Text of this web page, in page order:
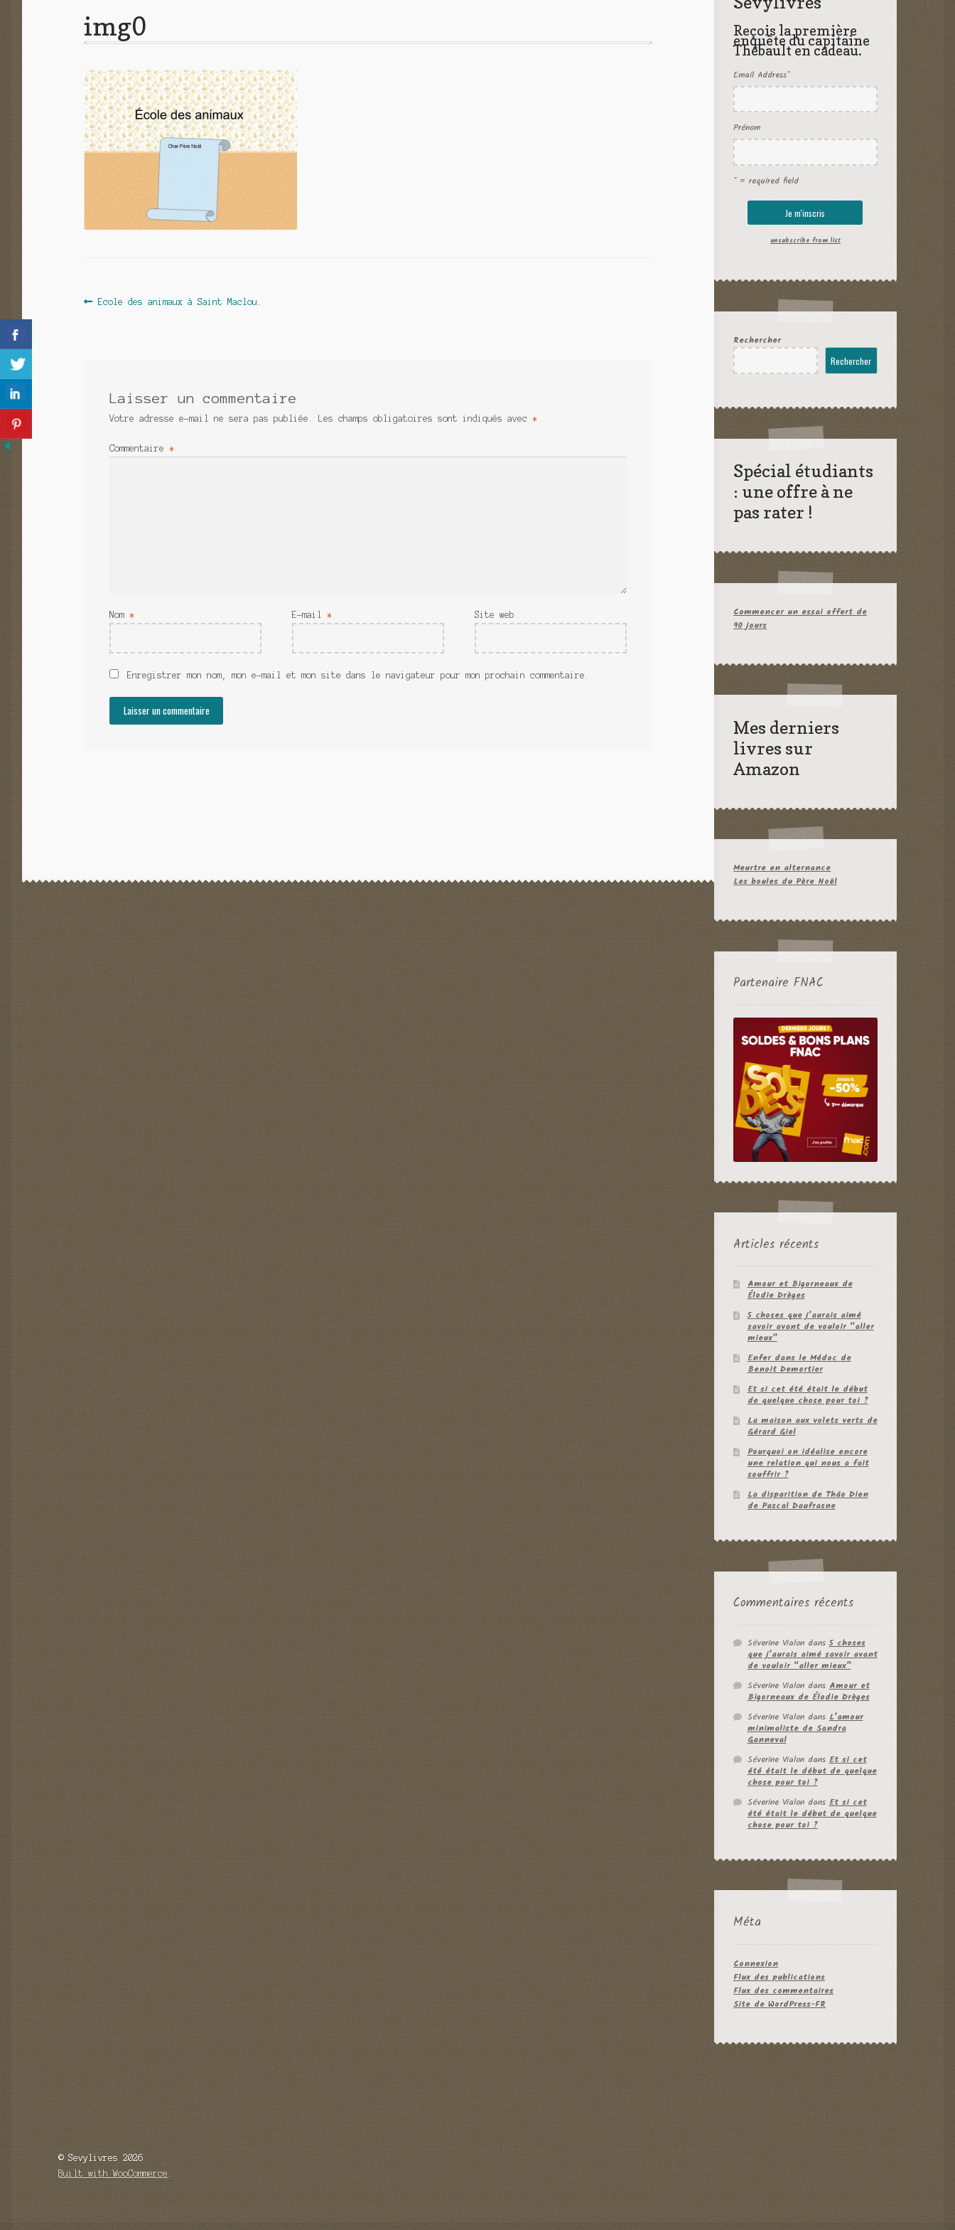
img0
Navigation
Article
Ecole des animaux à Saint Maclou.
Laisser un commentaire
Votre adresse e-mail ne sera pas publiée. Les champs obligatoires sont indiqués avec*
Commentaire*
Nom* E-mail* Site web
Enregistrer mon nom, mon e-mail et mon site dans le navigateur pour mon prochain commentaire.
Reçois la première
enquête du capitaine
Thébault en cadeau.
Email Address*
Prénom
* = required field
unsubscribe from list
Rechercher
Rechercher
Spécial étudiants
: une offre à ne
pas rater !
Commencer un essai offert de
90 jours
Mes derniers
livres sur
Amazon
Meurtre en alternance
Les boules du Père Noël
Partenaire FNAC
Articles récents
Amour et Bigorneaux de
Élodie Drèges
5 choses que j’aurais aimé
savoir avant de vouloir “aller
mieux”
Enfer dans le Médoc de
Benoit Demortier
Et si cet été était le début
de quelque chose pour toi ?
La maison aux volets verts de
Gérard Giel
Pourquoi on idéalise encore
une relation qui nous a fait
souffrir ?
La disparition de Thâo Dien
de Pascal Daufrasne
Commentaires récents
Séverine Vialondans5 choses
que j’aurais aimé savoir avant
de vouloir “aller mieux”
Séverine VialondansAmour et
Bigorneaux de Élodie Drèges
Séverine VialondansL’amour
minimaliste de Sandra
Ganneval
Séverine VialondansEt si cet
été était le début de quelque
chose pour toi ?
Séverine VialondansEt si cet
été était le début de quelque
chose pour toi ?
Méta
Connexion
Flux des publications
Flux des commentaires
Site de WordPress-FR
© Sevylivres 2026
Built with WooCommerce